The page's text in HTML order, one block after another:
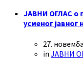
ЈАВНИ ОГЛАС о
усменог
27.
in ЈАВНИ